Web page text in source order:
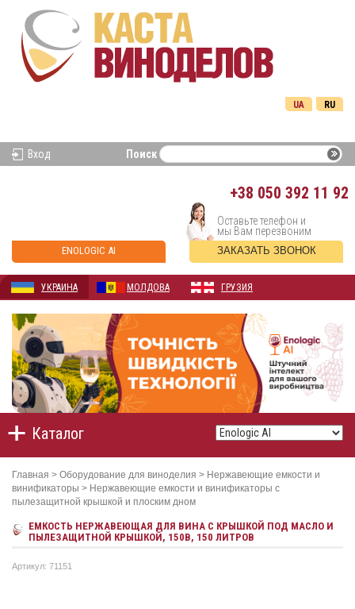
RU
UA
Вход Поиск
+38 050 392 11 92
ENOLOGIC AI
Оставьте телефон и
мы Вам перезвоним
ЗАКАЗАТЬ ЗВОНОК
УКРАИНА МОЛДОВА ГРУЗИЯ
Каталог
Главная > Оборудование для виноделия > Нержавеющие емкости и
винификаторы > Нержавеющие емкости и винификаторы с
пылезащитной крышкой и плоским дном
ЕМКОСТЬ НЕРЖАВЕЮЩАЯ ДЛЯ ВИНА С КРЫШКОЙ ПОД МАСЛО И
ПЫЛЕЗАЩИТНОЙ КРЫШКОЙ, 150В, 150 ЛИТРОВ
Артикул: 71151